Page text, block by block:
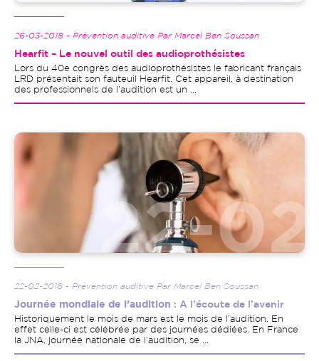
26-03-2018 - Prévention auditive Par Marcel Ben Soussan
Hearfit – Le nouvel outil des audioprothésistes
Lors du 40e congrès des audioprothésistes le fabricant français
LRD présentait son fauteuil Hearfit. Cet appareil, à destination
des professionnels de l’audition est un ...
Image
22-02-2018 - Prévention auditive Par Marcel Ben Soussan
Journée mondiale de l’audition : A l’écoute de l’avenir
Historiquement le mois de mars est le mois de l’audition. En
effet celle-ci est célébrée par des journées dédiées. En France
la JNA, journée nationale de l’audition, se ...